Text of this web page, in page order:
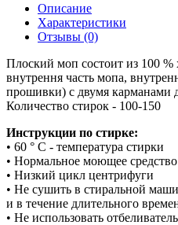
Описание
Характеристики
Отзывы (0)
Плоский моп состоит из 100 %
внутрення часть мопа,
прошивки) с двумя карманами
Количество стирок - 100-150
Инструкции по стирке:
• 60 ° С - температура стирки
• Нормальное моющее
• Низкий цикл центрифуги
• Не сушить в стиральной
и в течение длительного
• Не использовать